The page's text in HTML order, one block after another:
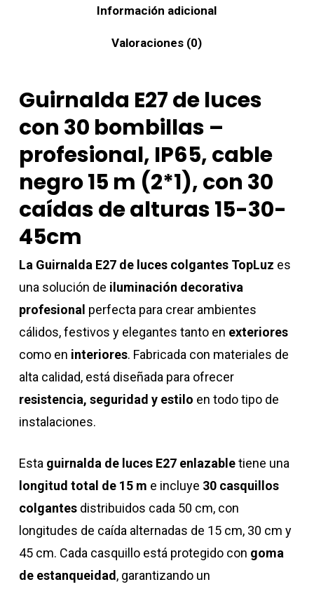
Información adicional
Valoraciones (0)
Guirnalda E27 de luces
con 30 bombillas –
profesional, IP65, cable
negro 15 m (2*1), con 30
caídas de alturas 15-30-
45cm
La Guirnalda E27 de luces colgantes TopLuz es
una solución de iluminación decorativa
profesional perfecta para crear ambientes
cálidos, festivos y elegantes tanto en exteriores
como en interiores. Fabricada con materiales de
alta calidad, está diseñada para ofrecer
resistencia, seguridad y estilo en todo tipo de
instalaciones.
Esta guirnalda de luces E27 enlazabletiene una
longitud total de 15 m e incluye 30 casquillos
colgantesdistribuidos cada 50 cm, con
longitudes de caída alternadas de 15 cm, 30 cm y
45 cm. Cada casquillo está protegido con goma
de estanqueidad, garantizando un